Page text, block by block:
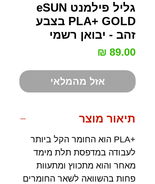
גליל פילמנט eSUN
PLA+ GOLD בצבע
זהב - יבואן רשמי
אזל מהמלאי
תיאור מוצר
+PLA הוא החומר הקל ביותר
לעבודה במדפסת תלת מימד
מאחר והוא מתכווץ ומתעוות
פחות בהשוואה לשאר החומרים